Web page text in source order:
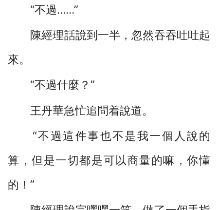
“不過......”
陳經理話說到一半，忽然吞吞吐吐起
來。
“不過什麼？”
王丹華急忙追問着說道。
“不過這件事也不是我一個人說的
算，但是一切都是可以商量的嘛，你懂
的！”